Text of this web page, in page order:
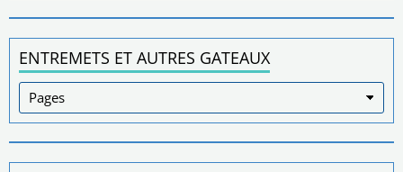
ENTREMETS ET AUTRES GATEAUX